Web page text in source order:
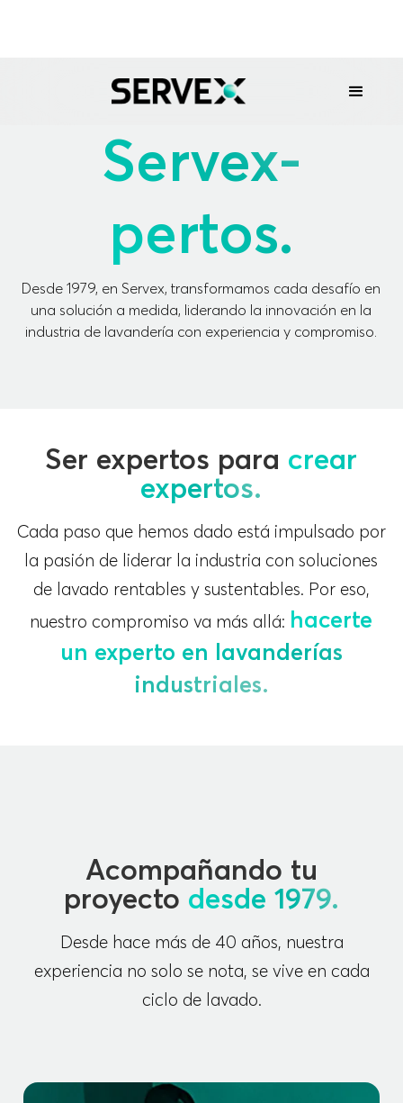
Servex-
pertos.
Desde 1979, en Servex, transformamos cada desafío en
una solución a medida, liderando la innovación en la
industria de lavandería con experiencia y compromiso.
Ser expertos para crear
expertos.
Cada paso que hemos dado está impulsado por
la pasión de liderar la industria con soluciones
de lavado rentables y sustentables. Por eso,
nuestro compromiso va más allá: hacerte
un experto en lavanderías
industriales.
Acompañando tu
proyecto desde 1979.
Desde hace más de 40 años, nuestra
experiencia no solo se nota, se vive en cada
ciclo de lavado.